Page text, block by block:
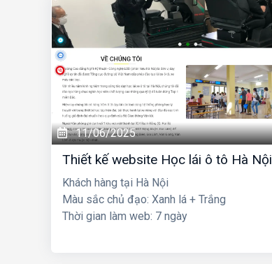
11/06/2025
Thiết kế website Học lái ô tô Hà Nội
Khách hàng tại Hà Nội
Màu sắc chủ đạo: Xanh lá + Trắng
Thời gian làm web: 7 ngày